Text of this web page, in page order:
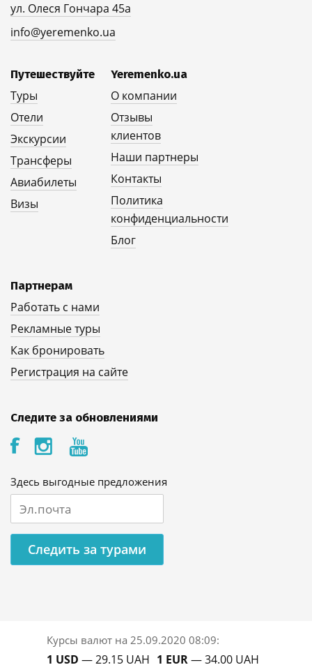
ул. Олеся Гончара 45а
info@yeremenko.ua
Путешествуйте
Туры
Отели
Экскурсии
Трансферы
Авиабилеты
Визы
Yeremenko.ua
О компании
Отзывы
клиентов
Наши партнеры
Контакты
Политика
конфиденциальности
Блог
Партнерам
Работать с нами
Рекламные туры
Как бронировать
Регистрация на сайте
Следите за обновлениями
Здесь выгодные предложения
Следить за турами
Курсы валют на 25.09.2020 08:09:
1 USD — 29.15 UAH 1 EUR— 34.00 UAH